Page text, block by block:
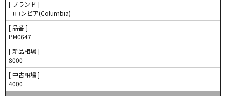
[ ブランド ]
コロンビア(Columbia)
[ 品番 ]
PM0647
[ 新品相場 ]
8000
[ 中古相場 ]
4000